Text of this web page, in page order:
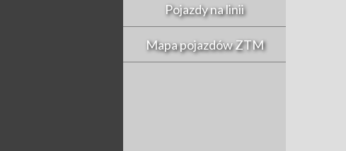
Pojazdy na linii
Mapa pojazdów ZTM